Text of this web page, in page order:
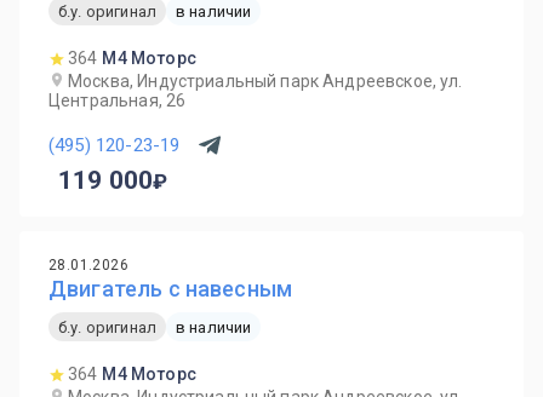
б.у. оригинал в наличии
364 М4 Моторс
Москва, Индустриальный парк Андреевское, ул.
Центральная, 26
(495) 120-23-19
119 000
28.01.2026
Двигатель с навесным
б.у. оригинал в наличии
364 М4 Моторс